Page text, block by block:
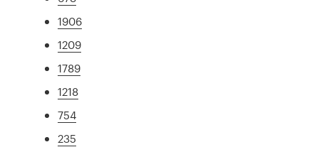
1906
1209
1789
1218
754
235